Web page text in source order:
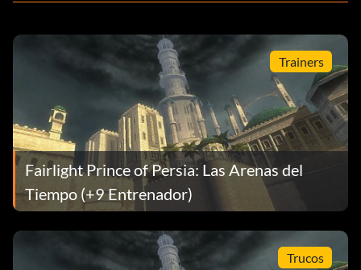
Trainers
Fairlight Prince of Persia: Las Arenas del
Tiempo (+9 Entrenador)
Trucos